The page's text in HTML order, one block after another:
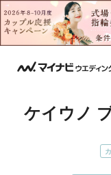
ケイウノ